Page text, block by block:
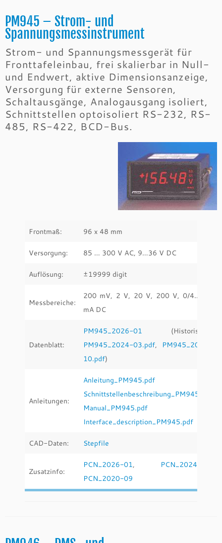
PM945 – Strom- und
Spannungsmessinstrument
Strom- und Spannungsmessgerät für
Fronttafeleinbau, frei skalierbar in Null-
und Endwert, aktive Dimensionsanzeige,
Versorgung für externe Sensoren,
Schaltausgänge, Analogausgang isoliert,
Schnittstellen optoisoliert RS-232, RS-
485, RS-422, BCD-Bus.
Frontmaß: 96 x 48 mm
Versorgung: 85 … 300 V AC, 9…36 V DC
Auflösung: ±19999 digit
Messbereiche:
200 mV, 2 V, 20 V, 200 V, 0/4… 20
mA DC
Datenblatt:
PM945_2026-01 (Historische:
PM945_2024-03.pdf,
PM945_2020-
10.pdf)
Anleitungen:
Anleitung_PM945.pdf
Schnittstellenbeschreibung_PM945.pdf
Manual_PM945.pdf
Interface_description_PM945.pdf
CAD-Daten: Stepfile
Zusatzinfo:
PCN_2026-01, PCN_2024-03
PCN_2020-09